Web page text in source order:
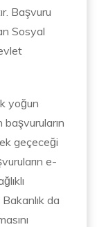
Başvuru
Sosyal
yoğun
geçeceği
e-
da